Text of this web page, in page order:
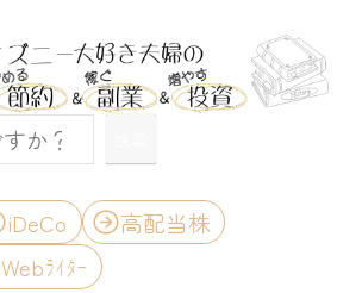
iDeCo
高配当株
Webﾗｲﾀｰ